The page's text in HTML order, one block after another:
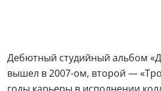
Дебютный студийный альбом
вышел в 2007-ом, второй —
годы карьеры в исполнении